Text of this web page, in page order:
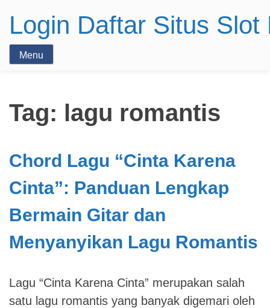
Login Daftar Situs Slot
Menu
Tag: lagu romantis
Chord Lagu “Cinta Karena
Cinta”: Panduan Lengkap
Bermain Gitar dan
Menyanyikan Lagu Romantis
Lagu “Cinta Karena Cinta” merupakan salah
satu lagu romantis yang banyak digemari oleh